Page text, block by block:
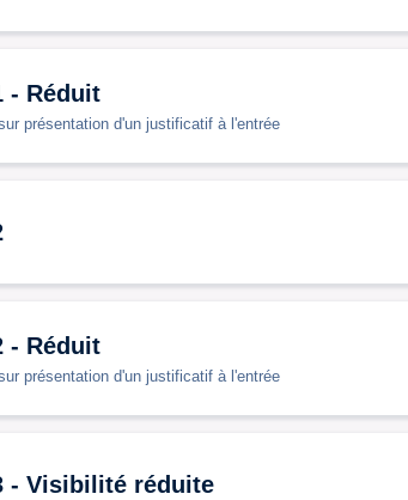
- Réduit
présentation d'un justificatif à l'entrée
- Réduit
présentation d'un justificatif à l'entrée
- Visibilité réduite